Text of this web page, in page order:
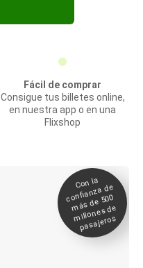
Fácil de comprar
Consigue tus billetes online,
en nuestra app o en una
Flixshop
Con la
confianza de
más de 500
millones de
pasajeros